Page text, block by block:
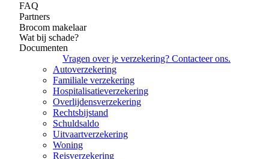
FAQ
Partners
Brocom makelaar
Wat bij schade?
Documenten
Vragen over je verzekering? Contacteer ons.
Autoverzekering
Familiale verzekering
Hospitalisatieverzekering
Overlijdensverzekering
Rechtsbijstand
Schuldsaldo
Uitvaartverzekering
Woning
Reisverzekering